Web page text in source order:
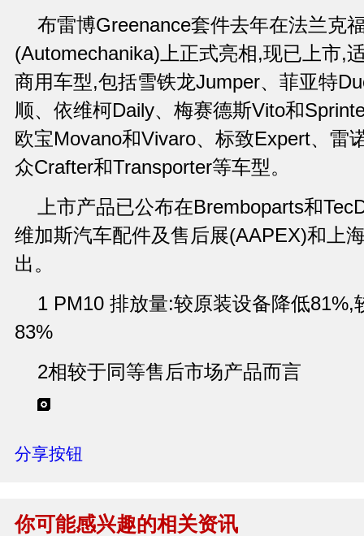
布雷博Greenance套件去年在法兰克
(Automechanika)上正式亮相,现已上市,
商用车型,包括雪铁龙Jumper、菲亚特
顺、依维柯Daily、梅赛德斯Vito和
欧宝Movano和Vivaro、标致Expert、雷
众Crafter和Transporter等车型。
上市产品已公布在Bremboparts和
维加斯汽车配件及售后展(AAPEX)和上
出。
1 PM10 排放量:较原装设备降低81%,
83%
2相较于同等售后市场产品而言
分享按钮
你可能感兴趣的相关资讯